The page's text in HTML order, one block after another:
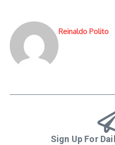
Reinaldo Polito
Sign Up For